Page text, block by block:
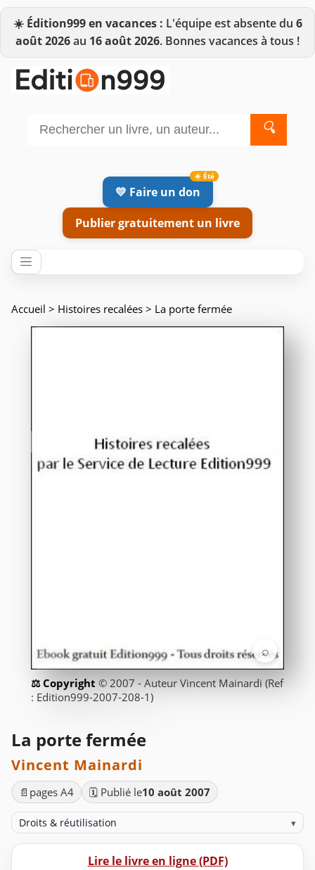
☀️ Édition999 en vacances : L'équipe est absente du 6
août 2026au 16 août 2026. Bonnes vacances à tous !
🔍
💛 Faire un don
Publier gratuitement un livre
Accueil > Histoires recalées > La porte fermée
⌕
© 2007 - Auteur Vincent Mainardi (Ref
: Edition999-2007-208-1)
La porte fermée
Vincent Mainardi
📄 pages A4 🗓️ Publié le10 août 2007
Droits & réutilisation ▾
Lire le livre en ligne (PDF)